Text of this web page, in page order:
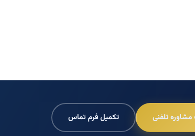
تلفنی تکمیل فرم تماس